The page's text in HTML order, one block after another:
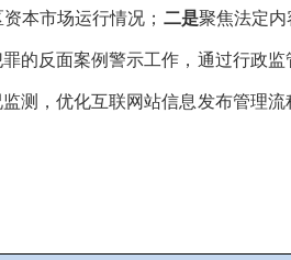
本市场运行情况； 二是聚焦法定内
的反面案例警示工作，通过行政
测，优化互联网站信息发布管理流